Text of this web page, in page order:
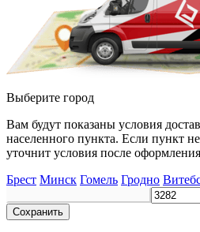
Выберите город
Вам будут показаны условия
населенного пункта. Если пункт
уточнит условия после оформления
Брест Минск Гомель Гродно
Сохранить